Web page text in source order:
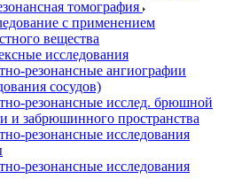
томография
с применением
вещества
исследования
резонансные ангиографии
сосудов)
резонансные исслед. брюшной
и забрюшинного пространства
резонансные исследования
резонансные исследования